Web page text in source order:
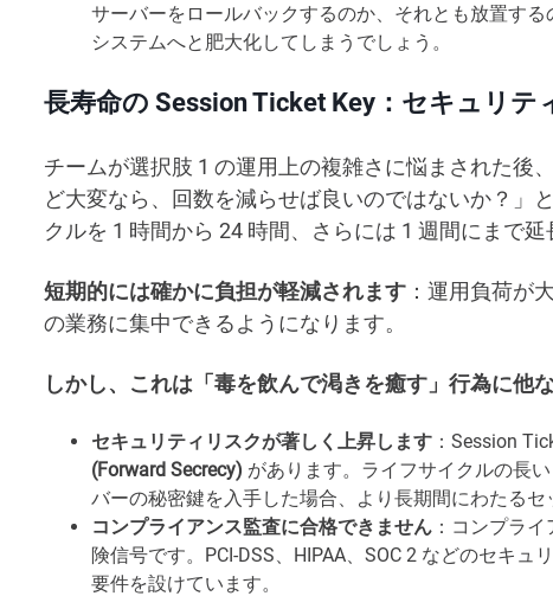
サーバーをロールバックするのか、それとも放置す
システムへと肥大化してしまうでしょう。
長寿命の Session Ticket Key：セキュリテ
チームが選択肢 1 の運用上の複雑さに悩まされた後
ど大変なら、回数を減らせば良いのではないか？」
クルを 1 時間から 24 時間、さらには 1 週間にまで延
短期的には確かに負担が軽減されます ：運用負荷が
の業務に集中できるようになります。
しかし、これは「毒を飲んで渇きを癒す」行為に他
セキュリティリスクが著しく上昇します ：Session
(Forward Secrecy) があります。ライフサイクルの長
バーの秘密鍵を入手した場合、より長期間にわたる
コンプライアンス監査に合格できません ：コンプラ
険信号です。PCI-DSS、HIPAA、SOC 2 などのセキ
要件を設けています。